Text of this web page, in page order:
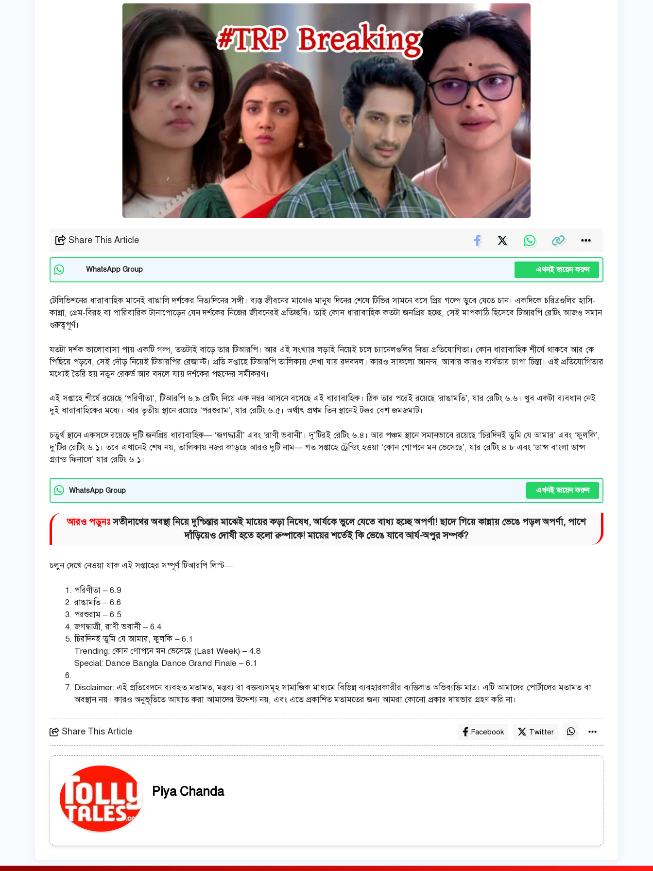
Share This Article
WhatsApp Group এখনই জয়েন করুন
টেলিভিশনের ধারাবাহিক মানেই বাঙালি দর্শকের নিত্যদিনের সঙ্গী। ব্যস্ত জীবনের মাঝেও মানুষ দিনের শেষে টিভির সামনে বসে প্রিয় গল্পে ডুবে যেতে চান। একদিকে চরিত্রগুলির হাসি-
কান্না, প্রেম-বিরহ বা পারিবারিক টানাপোড়েন যেন দর্শকের নিজের জীবনেরই প্রতিচ্ছবি। তাই কোন ধারাবাহিক কতটা জনপ্রিয় হচ্ছে, সেই মাপকাঠি হিসেবে টিআরপি রেটিং আজও সমান
গুরুত্বপূর্ণ।
যতটা দর্শক ভালোবাসা পায় একটি গল্প, ততটাই বাড়ে তার টিআরপি। আর এই সংখ্যার লড়াই নিয়েই চলে চ্যানেলগুলির নিত্য প্রতিযোগিতা। কোন ধারাবাহিক শীর্ষে থাকবে আর কে
পিছিয়ে পড়বে, সেই দৌড় নিয়েই টিআরপির রেজাল্ট। প্রতি সপ্তাহে টিআরপি তালিকায় দেখা যায় রদবদল। কারও সাফল্যে আনন্দ, আবার কারও ব্যর্থতায় চাপা চিন্তা। এই প্রতিযোগিতার
মধ্যেই তৈরি হয় নতুন রেকর্ড আর বদলে যায় দর্শকের পছন্দের সমীকরণ।
এই সপ্তাহে শীর্ষে রয়েছে ‘পরিণীতা’, টিআরপি ৬.৯ রেটিং নিয়ে এক নম্বর আসনে বসেছে এই ধারাবাহিক। ঠিক তার পরেই রয়েছে ‘রাঙামতি’, যার রেটিং ৬.৬। খুব একটা ব্যবধান নেই
দুই ধারাবাহিকের মধ্যে। আর তৃতীয় স্থানে রয়েছে ‘পরশুরাম’, যার রেটিং ৬.৫। অর্থাৎ প্রথম তিন স্থানেই টক্কর বেশ জমজমাট।
চতুর্থ স্থানে একসঙ্গে রয়েছে দুটি জনপ্রিয় ধারাবাহিক— ‘জগদ্ধাত্রী’ এবং ‘রাণী ভবানী’। দু’টিরই রেটিং ৬.৪। আর পঞ্চম স্থানে সমানভাবে রয়েছে ‘চিরদিনই তুমি যে আমার’ এবং ‘ফুলকি’,
দু’টির রেটিং ৬.১। তবে এখানেই শেষ নয়, তালিকায় নজর কাড়ছে আরও দুটি নাম— গত সপ্তাহে ট্রেন্ডিং হওয়া ‘কোন গোপনে মন ভেসেছে’, যার রেটিং ৪.৮ এবং ‘ডান্স বাংলা ডান্স
গ্র্যান্ড ফিনালে’ যার রেটিং ৬.১।
WhatsApp Group এখনই জয়েন করুন
আরও পড়ুনঃসতীনাথের অবস্থা নিয়ে দুশ্চিন্তার মাঝেই মায়ের কড়া নিষেধ, আর্যকে ভুলে যেতে বাধ্য হচ্ছে অপর্ণা! ছাদে গিয়ে কান্নায় ভেঙে পড়ল অপর্ণা, পাশে
দাঁড়িয়েও দোষী হতে হলো রুম্পাকে! মায়ের শর্তেই কি ভেঙে যাবে আর্য-অপুর সম্পর্ক?
চলুন দেখে নেওয়া যাক এই সপ্তাহের সম্পূর্ণ টিআরপি লিস্ট—
পরিণীতা – 6.9
রাঙামতি – 6.6
পরশুরাম – 6.5
জগদ্ধাত্রী, রাণী ভবানী – 6.4
চিরদিনই তুমি যে আমার, ফুলকি – 6.1
Trending: কোন গোপনে মন ভেসেছে (Last Week) – 4.8
Special: Dance Bangla Dance Grand Finale – 6.1
Disclaimer: এই প্রতিবেদনে ব্যবহৃত মতামত, মন্তব্য বা বক্তব্যসমূহ সামাজিক মাধ্যমে বিভিন্ন ব্যবহারকারীর ব্যক্তিগত অভিব্যক্তি মাত্র। এটি আমাদের পোর্টালের মতামত বা
অবস্থান নয়। কারও অনুভূতিতে আঘাত করা আমাদের উদ্দেশ্য নয়, এবং এতে প্রকাশিত মতামতের জন্য আমরা কোনো প্রকার দায়ভার গ্রহণ করি না।
Share This Article Facebook Twitter
Piya Chanda